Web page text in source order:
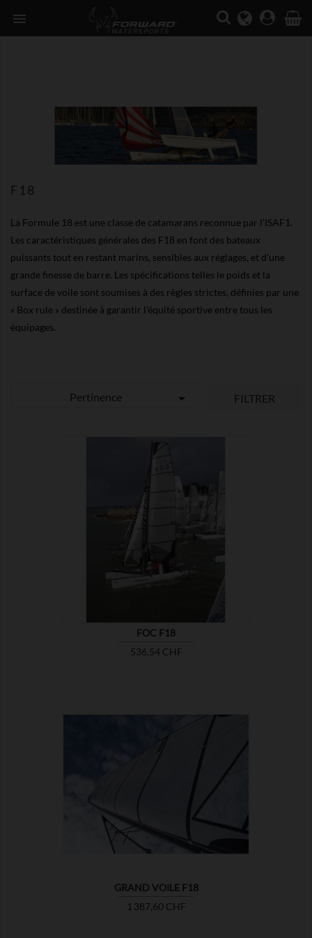

F18
La Formule 18 est une classe de catamarans reconnue par l'ISAF1.
Les caractéristiques générales des F18 en font des bateaux
puissants tout en restant marins, sensibles aux réglages, et d'une
grande finesse de barre. Les spécifications telles le poids et la
surface de voile sont soumises à des règles strictes, définies par une
« Box rule » destinée à garantir l'équité sportive entre tous les
équipages.
Pertinence  FILTRER
FOC F18
Prix
536,54 CHF

GRAND VOILE F18
Prix
1 387,60 CHF